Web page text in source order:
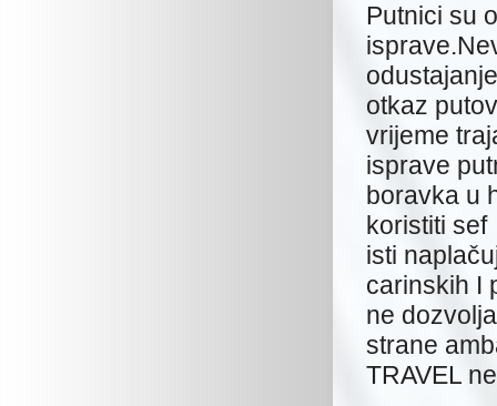
Putnici su
otkaz
vrijeme
isprave
boravka u
koristiti
isti
carinskih I
ne
strane
TRAVEL